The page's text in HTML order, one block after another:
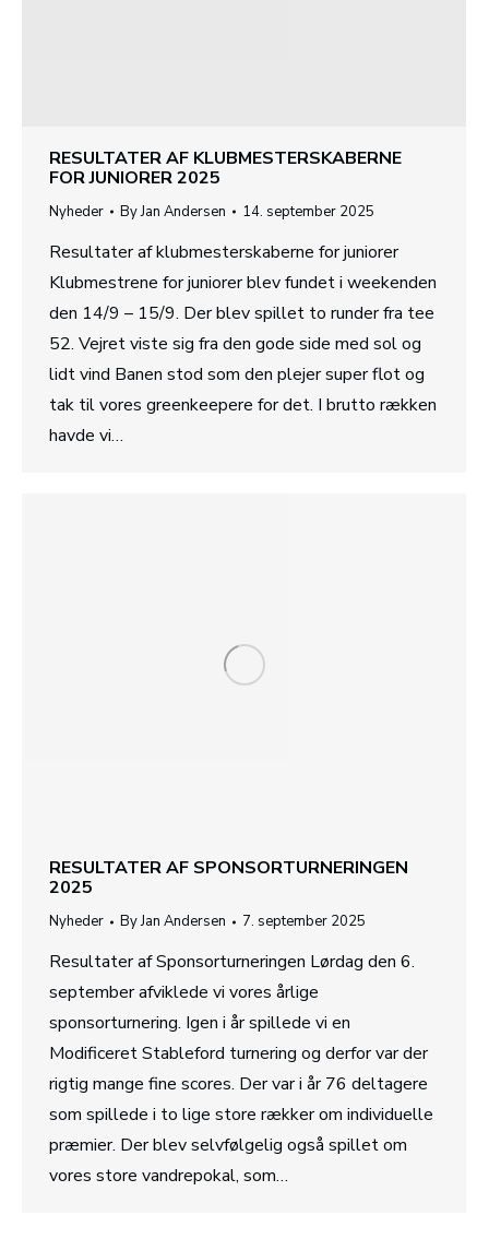
RESULTATER AF KLUBMESTERSKABERNE
FOR JUNIORER 2025
Nyheder ByJan Andersen 14. september 2025
Resultater af klubmesterskaberne for juniorer
Klubmestrene for juniorer blev fundet i weekenden
den 14/9 – 15/9. Der blev spillet to runder fra tee
52. Vejret viste sig fra den gode side med sol og
lidt vind Banen stod som den plejer super flot og
tak til vores greenkeepere for det. I brutto rækken
havde vi…
RESULTATER AF SPONSORTURNERINGEN
2025
Nyheder ByJan Andersen 7. september 2025
Resultater af Sponsorturneringen Lørdag den 6.
september afviklede vi vores årlige
sponsorturnering. Igen i år spillede vi en
Modificeret Stableford turnering og derfor var der
rigtig mange fine scores. Der var i år 76 deltagere
som spillede i to lige store rækker om individuelle
præmier. Der blev selvfølgelig også spillet om
vores store vandrepokal, som…